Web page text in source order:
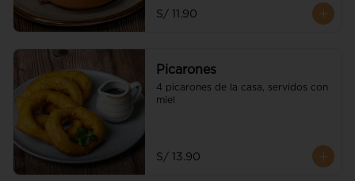
S/ 11.90
Picarones
4 picarones de la casa, servidos con
miel
S/ 13.90